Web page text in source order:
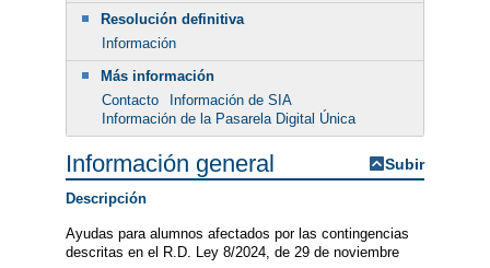
Resolución definitiva
Información
Más información
Contacto
Información de SIA
Información de la Pasarela Digital Única
Información general Subir
Descripción
Ayudas para alumnos afectados por las contingencias
descritas en el R.D. Ley 8/2024, de 29 de noviembre